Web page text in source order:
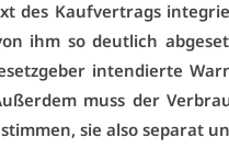
des Kauf­ver­trags
ihm so deut­lich
in­ten­dier­te
muss der
sie al­so se­pa­rat